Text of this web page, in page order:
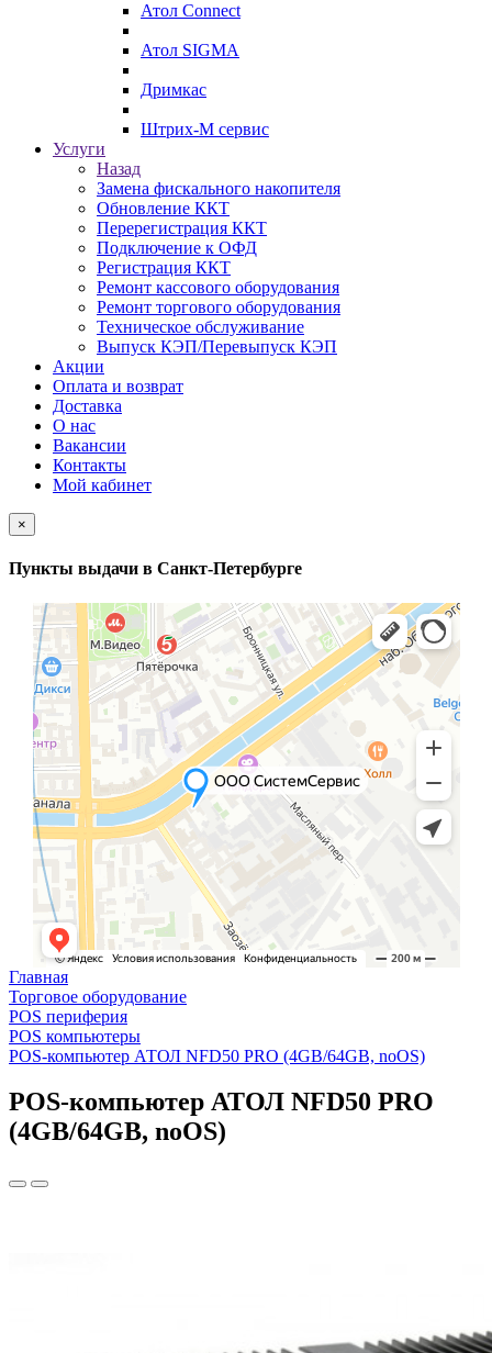
Атол Connect
Атол SIGMA
Дримкас
Штрих-М сервис
Услуги
Назад
Замена фискального накопителя
Обновление ККТ
Перерегистрация ККТ
Подключение к ОФД
Регистрация ККТ
Ремонт кассового оборудования
Ремонт торгового оборудования
Техническое обслуживание
Выпуск КЭП/Перевыпуск КЭП
Акции
Оплата и возврат
Доставка
О нас
Вакансии
Контакты
Мой кабинет
×
Пункты выдачи в Санкт-Петербурге
Главная
Торговое оборудование
POS периферия
POS компьютеры
POS-компьютер АТОЛ NFD50 PRO (4GB/64GB, noOS)
POS-компьютер АТОЛ NFD50 PRO
(4GB/64GB, noOS)